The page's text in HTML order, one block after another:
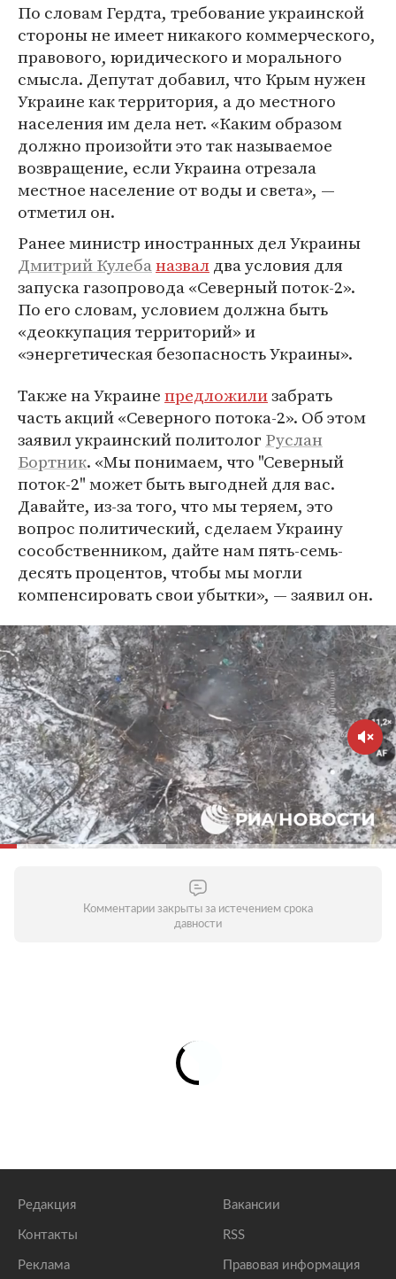
По словам Гердта, требование украинской
стороны не имеет никакого коммерческого,
правового, юридического и морального
смысла. Депутат добавил, что Крым нужен
Украине как территория, а до местного
населения им дела нет. «Каким образом
должно произойти это так называемое
возвращение, если Украина отрезала
местное население от воды и света», —
отметил он.
Ранее министр иностранных дел Украины
Дмитрий Кулебаназвалдва условия для
запуска газопровода «Северный поток-2».
По его словам, условием должна быть
«деоккупация территорий» и
«энергетическая безопасность Украины».
Также на Украинепредложилизабрать
часть акций «Северного потока-2». Об этом
заявил украинский политолог Руслан
Бортник. «Мы понимаем, что "Северный
поток-2" может быть выгодней для вас.
Давайте, из-за того, что мы теряем, это
вопрос политический, сделаем Украину
сособственником, дайте нам пять-семь-
десять процентов, чтобы мы могли
компенсировать свои убытки», — заявил он.
Комментарии закрыты за истечением срока
давности
Редакция
Контакты
Реклама
Вакансии
RSS
Правовая информация